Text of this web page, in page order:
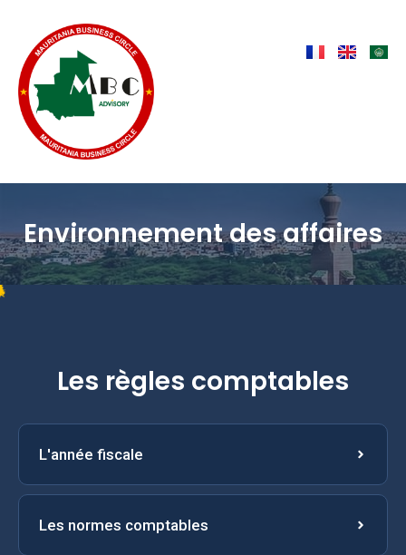
Environnement des affaires
Les règles comptables
L'année fiscale
Les normes comptables